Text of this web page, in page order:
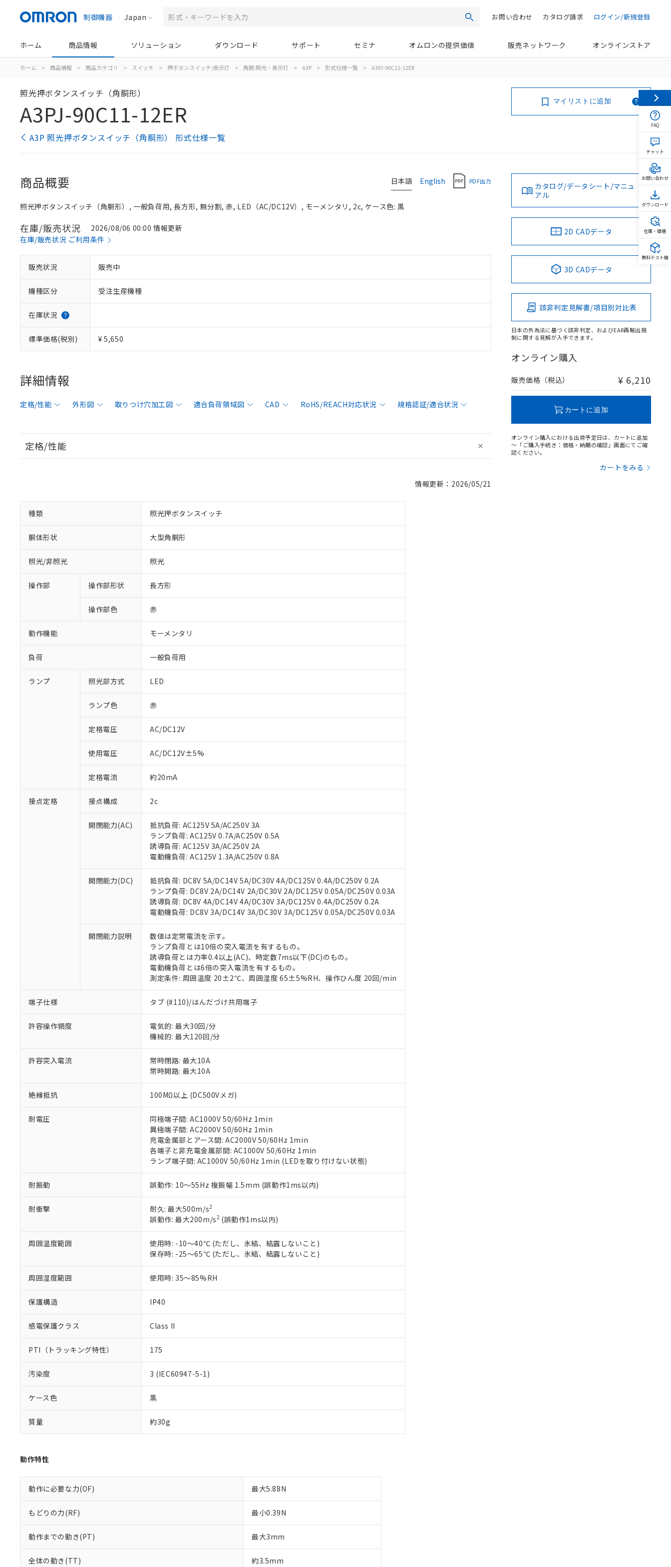
制御機器 Japan 検索 ログイン/新規登録
カタログ請求
お問い合わせ
ホーム 商品情報 ソリューション ダウンロード サポート セミナ オムロンの提供価値 販売ネットワーク オンラインストア
ホーム > 商品情報 > 商品カテゴリ > スイッチ > 押ボタンスイッチ/表示灯 > 角胴:照光・表示灯 > A3P > 形式仕様一覧 > A3PJ-90C11-12ER
照光押ボタンスイッチ（角胴形）
A3PJ-90C11-12ER
A3P 照光押ボタンスイッチ（角胴形） 形式仕様一覧
マイリストに追加
日本語 English PDF出力
商品概要
照光押ボタンスイッチ（角胴形）, 一般負荷用, 長方形, 無分割, 赤, LED（AC/DC12V）, モーメンタリ, 2c, ケース色: 黒
在庫/販売状況
2026/08/06 00:00 情報更新
在庫/販売状況 ご利用条件
販売状況 販売中
機種区分 受注生産機種
在庫状況
標準価格(税別) ¥ 5,650
詳細情報
定格/性能 外形図 取りつけ穴加工図 適合負荷領域図 CAD RoHS/REACH対応状況 規格認証/適合状況
定格/性能
情報更新：2026/05/21
種類 照光押ボタンスイッチ
胴体形状 大型角胴形
照光/非照光 照光
操作部 操作部形状 長方形
操作部色 赤
動作機能 モーメンタリ
負荷 一般負荷用
ランプ 照光部方式 LED
ランプ色 赤
定格電圧 AC/DC12V
使用電圧 AC/DC12V±5%
定格電流 約20mA
接点定格 接点構成 2c
開閉能力(AC)
抵抗負荷: AC125V 5A/AC250V 3A
ランプ負荷: AC125V 0.7A/AC250V 0.5A
誘導負荷: AC125V 3A/AC250V 2A
電動機負荷: AC125V 1.3A/AC250V 0.8A
開閉能力(DC)
抵抗負荷: DC8V 5A/DC14V 5A/DC30V 4A/DC125V 0.4A/DC250V 0.2A
ランプ負荷: DC8V 2A/DC14V 2A/DC30V 2A/DC125V 0.05A/DC250V 0.03A
誘導負荷: DC8V 4A/DC14V 4A/DC30V 3A/DC125V 0.4A/DC250V 0.2A
電動機負荷: DC8V 3A/DC14V 3A/DC30V 3A/DC125V 0.05A/DC250V 0.03A
開閉能力説明
数値は定常電流を示す。
ランプ負荷とは10倍の突入電流を有するもの。
誘導負荷とは力率0.4以上(AC)、時定数7ms以下(DC)のもの。
電動機負荷とは6倍の突入電流を有するもの。
測定条件: 周囲温度 20±2℃、周囲湿度 65±5%RH、操作ひん度 20回/min
端子仕様 タブ (#110)/はんだづけ共用端子
許容操作頻度
電気的: 最大30回/分
機械的: 最大120回/分
許容突入電流
常時閉路: 最大10A
常時開路: 最大10A
絶縁抵抗 100MΩ以上 (DC500Vメガ)
耐電圧
同極端子間: AC1000V 50/60Hz 1min
異極端子間: AC2000V 50/60Hz 1min
充電金属部とアース間: AC2000V 50/60Hz 1min
各端子と非充電金属部間: AC1000V 50/60Hz 1min
ランプ端子間: AC1000V 50/60Hz 1min (LEDを取り付けない状態)
耐振動 誤動作: 10～55Hz 複振幅 1.5mm (誤動作1ms以内)
耐衝撃 耐久: 最大500m/s2
誤動作: 最大200m/s2(誤動作1ms以内)
周囲温度範囲
使用時: -10～40℃ (ただし、氷結、結露しないこと)
保存時: -25～65℃ (ただし、氷結、結露しないこと)
周囲湿度範囲 使用時: 35～85%RH
保護構造 IP40
感電保護クラス Class II
PTI（トラッキング特性） 175
汚染度 3 (IEC60947-5-1)
ケース色 黒
質量 約30g
動作特性
動作に必要な力(OF) 最大5.88N
もどりの力(RF) 最小0.39N
動作までの動き(PT) 最大3mm
全体の動き(TT) 約3.5mm
カタログ/データシート/マニュ
アル
2D CADデータ
3D CADデータ
該非判定見解書/項目別対比表
日本の外為法に基づく該非判定、およびEAR再輸出規
制に関する見解が入手できます。
オンライン購入
販売価格（税込） ¥ 6,210
カートに追加
オンライン購入における出荷予定日は、カートに追加
～「ご購入手続き：価格・納期の確認」画面にてご確
認ください。
カートをみる
ご利用条件
以下の条件をお読みいただき、同意のうえご利用ください。
くものです。
当社制御機器事業取扱商品の中には、本サービスの対象外となる商品もあることをご了承ください。
在庫状況および標準価格照会結果は、記載している更新日時点での社内データに基づき作成されるも
のであり、閲覧された時点での実際の在庫および標準価格とは異なる場合があることをご了承くださ
い。
正式な納期状況および標準価格はお客様のお取引先、またはお客様担当のオムロン制御機器販売店・
当社販売員にご相談ください。
す。
マイパーツ機能（部品リスト作成サービス）をご利用いただくには、I-Webメンバーズにご登録され
ている必要があります。
お客様が当ウェブサイト上で当社にご登録された部品リストについて、当社および当社の共同利用者
が、当社の製品・サービスに関するお客様との取引・商談に必要な範囲で利用することをご了承くだ
さい。
※当社の共同利用者とは、"個人情報の共同利用に関して"
いる法人を指します。
※1 対応状況
対応済み：EU RoHS指令（10物質）の非含有に対応した製品が提供可能な商品です。
対応予定：EU RoHS指令（10物質）の非含有に対応した製品に切り替える予定のある商品です。
対応予定なし：EU RoHS指令（10物質）の非含有に非対応の商品で、対応品を出す予定はありません。
調査・確認中：EU RoHS指令（10物質）の非含有の対応状況を調査中または確認中の商品です。
非該当品：ライセンス料など無形物で、有害物質有無と関係のない商品です。
仕入先様の事情により、非含有部品としていたものが、含有品と判明した場合などやむを得ず変更すること
があります。
鉛(Pb) 1000ppm以下、 水銀(Hg) 1000ppm以下、 カドミウム(Cd) 100ppm以下、
六価クロム(Cr(Ⅵ)) 1000ppm以下、ポリ臭化ビフェニル類(PBB) 1000ppm以下、ポリ臭化ジフェニルエーテル類(PBDE) 1000ppm以下、
フタル酸ビス(2-エチルヘキシル) (DEHP)(別名：DOP) 1000ppm以下、フタル酸ブチルベンジル（BBP） 1000ppm以下、フタル酸ジブチ
ル（DBP） 1000ppm以下、フタル酸ジイソブチル (DIBP) 1000ppm以下
但し、RoHS指令で産業用監視および制御機器に対する適用除外項目は除く。
フタル酸エステル類の４物質については閾値を超える意図的な使用がないことを確認しています。
※2 対応予定月
部品在庫の切り替え状況などにより、予定月が前後することがあります。
※3 非含有証明書ダウンロード
EU RoHS指令（10物質）の非含有証明書
51物質の非含有証明書（当社基準）
※本証明書は発行日時点で非含有を証明するもので、過去に遡って非含有を証明するものではありません。
また、RoHS指令のフタル酸エステル類４物質の対応では、対応完了までの期間は出荷製品に未対応品が
混在することから備考欄に対応日を記載しておりました。
既に当社にて対応品への在庫切替を完了していることから、特段のことがない限り、2022年1月12日よ
り割愛しております。
※1 中国RoHS○×表
「○」：最大均質材料含有率が中国RoHSの基準値以下であることを示します。
「×」：最大均質材料含有率が中国RoHSの基準値を超えていることを示します。
「－」：未確認です。当社販売部門へお問い合わせください。
*中国RoHS10物質の基準値 (GB/T26572)：
Cr(Ⅵ)(六価クロム) : 1000ppm、 PBBs(ポリ臭化ビフェニル類) : 1000ppm、 PBDEs(ポリ臭化ジフェニルエーテル類) : 1000ppm、
DBP(フタル酸ジブチル) : 1000ppm、 DIBP(フタル酸ジイソブチル) : 1000ppm、 BBP(フタル酸ブチルベンジル) : 1000ppm、
DEHP(フタル酸ビス(2-エチルヘキシル)) : 1000ppm
※2 環境保護使用期限
「ｅ」：有害物質（10物質）のすべてが基準値以下であることを示します。
「10」：通常の使用状況下において有害物質が外部に漏えいし、環境に深刻な影響を及ぼさない年数を意
味します。
「－」：未確認です。当社販売部門へお問い合わせください。
う）を輸出または国外への提供する場合は、日本国政府の輸出許可(または役務取引許可)を取得する
などの必要な手続きをとります。
当社は規制貨物を破棄する場合は、完全に破砕するなど、違法に輸出されないよう必要な手段を講じ
ます。
当社は貴社製品を、核兵器、ミサイル、化学兵器、生物兵器またはその他武器並びにこれらの製造装
置等に一切使用いたしません。
当社は、貴社製品を第三者に販売する場合は、上記1、2および3の内容を当該第三者に通知します。
たしません。
合意する
記
説明
○ 一定数以上の在庫あり
△ 一定数には満たないが在庫あり
－
在庫なし(最新の在庫状況については、お客様のお取引先、またはお客様担当のオムロン制御
機器販売店・当社販売員にご確認ください)
空
白
受注生産機種、また在庫状況の情報を公開していない機種
FAQ
チャット
お問い合わせ
ダウンロード
在庫・価格
無料テスト機